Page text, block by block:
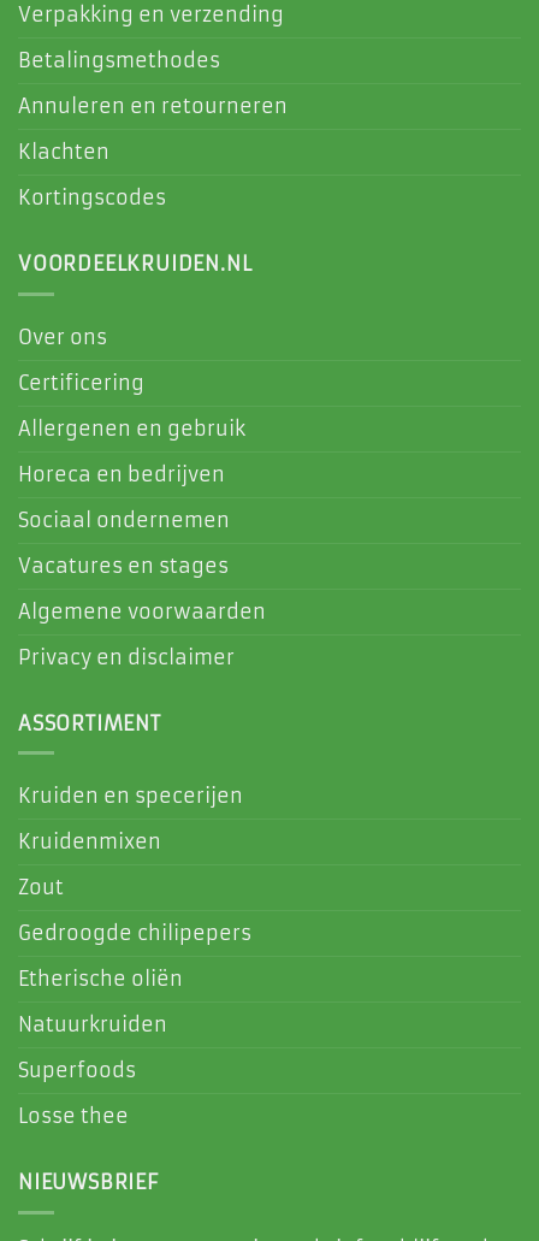
Verpakking en verzending
Betalingsmethodes
Annuleren en retourneren
Klachten
Kortingscodes
VOORDEELKRUIDEN.NL
Over ons
Certificering
Allergenen en gebruik
Horeca en bedrijven
Sociaal ondernemen
Vacatures en stages
Algemene voorwaarden
Privacy en disclaimer
ASSORTIMENT
Kruiden en specerijen
Kruidenmixen
Zout
Gedroogde chilipepers
Etherische oliën
Natuurkruiden
Superfoods
Losse thee
NIEUWSBRIEF